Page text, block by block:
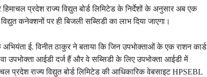
प्रदेश राज्य विद्युत बोर्ड लिमिटेड के निर्देशों के अनुसार अब एक
कनेक्शनों पर ही बिजली सब्सिडी का लाभ दिया जाएगा।
ई. विनीत ठाकुर ने बताया कि जिन उपभोक्ताओं के एक राशन कार्ड
उपभोक्ता आईडी दर्ज हैं और वे सब्सिडी के लिए उपभोक्ता आईडी में
प्रदेश राज्य विद्युत बोर्ड लिमिटेड की आधिकारिक वेबसाइट HPSEBL